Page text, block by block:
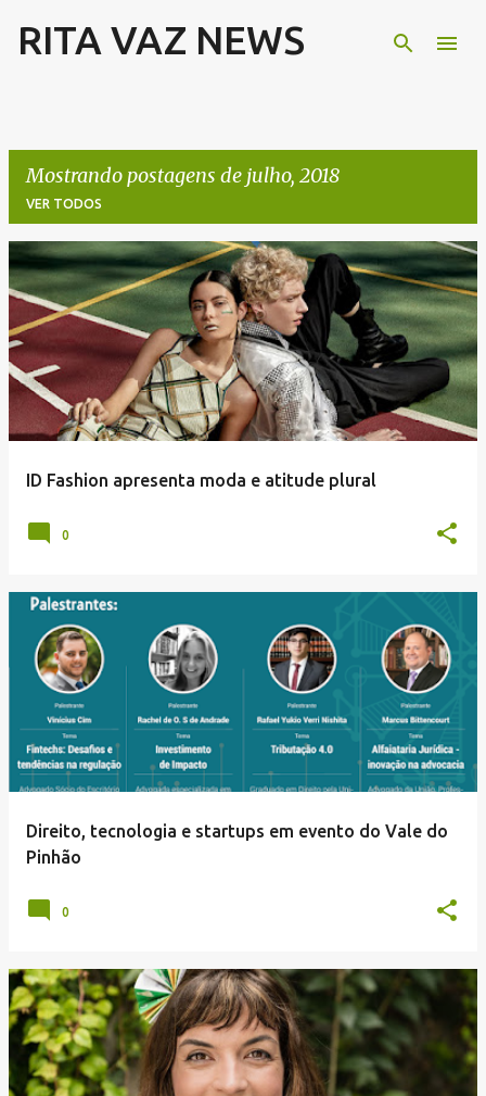
Pular para o conteúdo principal
RITA VAZ NEWS
Mostrando postagens de julho, 2018
VER TODOS
P
o
s
t
a
g
ID Fashion apresenta moda e atitude plural
0
Direito, tecnologia e startups em evento do Vale do
Pinhão
0